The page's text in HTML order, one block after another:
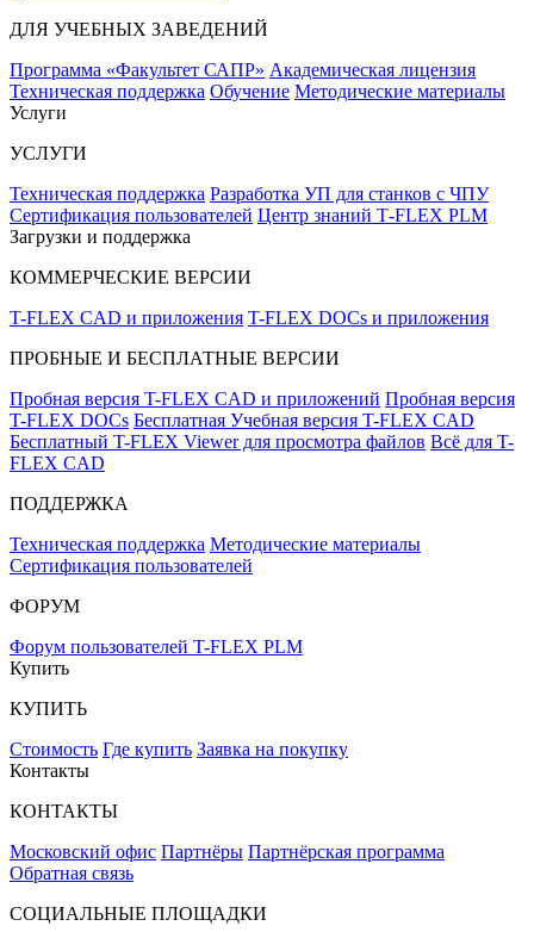
ДЛЯ УЧЕБНЫХ ЗАВЕДЕНИЙ
Программа «Факультет САПР» Академическая лицензия
Техническая поддержка Обучение Методические материалы
Услуги
УСЛУГИ
Техническая поддержка Разработка УП для станков с ЧПУ
Сертификация пользователей Центр знаний T‑FLEX PLM
Загрузки и поддержка
КОММЕРЧЕСКИЕ ВЕРСИИ
T-FLEX CAD и приложения T-FLEX DOCs и приложения
ПРОБНЫЕ И БЕСПЛАТНЫЕ ВЕРСИИ
Пробная версия T-FLEX CAD и приложений Пробная версия
T-FLEX DOCs Бесплатная Учебная версия T-FLEX CAD
Бесплатный T-FLEX Viewer для просмотра файлов Всё для T-
FLEX CAD
ПОДДЕРЖКА
Техническая поддержка Методические материалы
Сертификация пользователей
ФОРУМ
Форум пользователей T-FLEX PLM
Купить
КУПИТЬ
Стоимость Где купить Заявка на покупку
Контакты
КОНТАКТЫ
Московский офис Партнёры Партнёрская программа
Обратная связь
СОЦИАЛЬНЫЕ ПЛОЩАДКИ